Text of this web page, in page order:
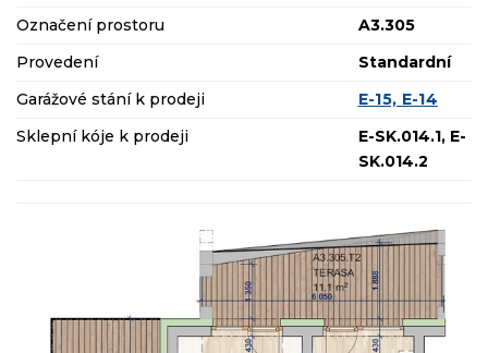
Označení prostoru
A3.305
Provedení
Standardní
Garážové stání k prodeji
E-15, E-14
Sklepní kóje k prodeji
E-SK.014.1, E-
SK.014.2